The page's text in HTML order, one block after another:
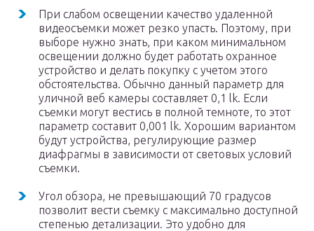
При слабом освещении качество удаленной
видеосъемки может резко упасть. Поэтому, при
выборе нужно знать, при каком минимальном
освещении должно будет работать охранное
устройство и делать покупку с учетом этого
обстоятельства. Обычно данный параметр для
уличной веб камеры составляет 0,1 lk. Если
съемки могут вестись в полной темноте, то этот
параметр составит 0,001 lk. Хорошим вариантом
будут устройства, регулирующие размер
диафрагмы в зависимости от световых условий
съемки.
Угол обзора, не превышающий 70 градусов
позволит вести съемку с максимально доступной
степенью детализации. Это удобно для